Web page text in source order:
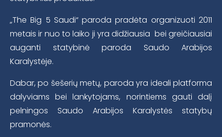
„The Big 5 Saudi“ paroda pradėta organizuoti 2011
metais ir nuo to laiko ji yra didžiausia bei greičiausiai
auganti statybinė paroda Saudo Arabijos
Karalystėje.
Dabar, po šešerių metų, paroda yra ideali platforma
dalyviams bei lankytojams, norintiems gauti dalį
pelningos Saudo Arabijos Karalystės statybų
pramonės.